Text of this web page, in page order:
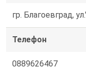
гр. Благоевград,
Телефон
0889626467